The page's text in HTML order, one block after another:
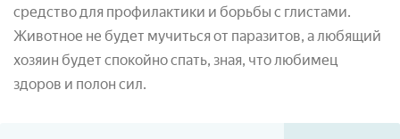
средство для профилактики и борьбы с глистами.
Животное не будет мучиться от паразитов, а любящий
хозяин будет спокойно спать, зная, что любимец
здоров и полон сил.